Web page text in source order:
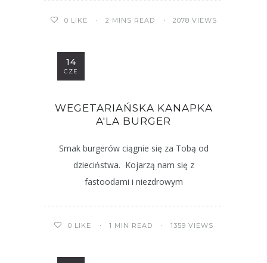
0 LIKE 2 MINS READ 2078 VIEWS
14
CZE
WEGETARIAŃSKA KANAPKA
A'LA BURGER
Smak burgerów ciągnie się za Tobą od
dzieciństwa. Kojarzą nam się z
fastoodami i niezdrowym
0 LIKE 1 MIN READ 1359 VIEWS